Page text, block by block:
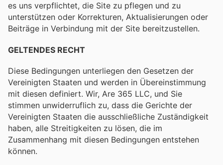
es uns verpflichtet, die Site zu pflegen und zu
unterstützen oder Korrekturen, Aktualisierungen oder
Beiträge in Verbindung mit der Site bereitzustellen.
GELTENDES RECHT
Diese Bedingungen unterliegen den Gesetzen der
Vereinigten Staaten und werden in Übereinstimmung
mit diesen definiert. Wir, Are 365 LLC, und Sie
stimmen unwiderruflich zu, dass die Gerichte der
Vereinigten Staaten die ausschließliche Zuständigkeit
haben, alle Streitigkeiten zu lösen, die im
Zusammenhang mit diesen Bedingungen entstehen
können.